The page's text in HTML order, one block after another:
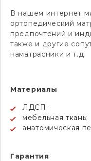
В нашем интернет
ортопедический
предпочтений и
также и другие
наматрасники и т.д.
Материалы
ЛДСП;
мебельная ткань;
анатомическая
Гарантия